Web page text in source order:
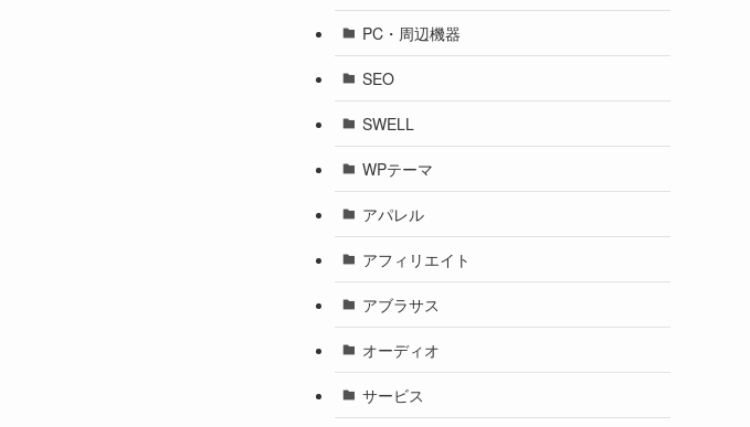
PC・周辺機器
SEO
SWELL
WPテーマ
アパレル
アフィリエイト
アブラサス
オーディオ
サービス